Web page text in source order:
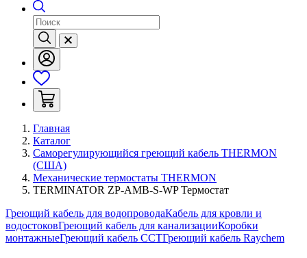
Главная
Каталог
Саморегулирующийся греющий кабель THERMON
(США)
Механические термостаты THERMON
TERMINATOR ZP-AMB-S-WP Термостат
Греющий кабель для водопроводаКабель для кровли и
водостоковГреющий кабель для канализацииКоробки
монтажныеГреющий кабель ССТГреющий кабель Raychem